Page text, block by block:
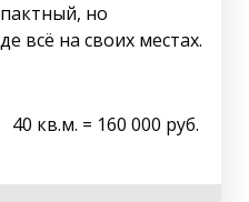
но
всё на своих местах.
40 кв.м. = 160 000 руб.